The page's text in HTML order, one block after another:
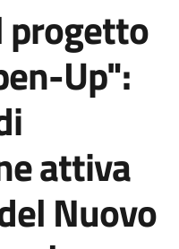
progetto
Up":
attiva
Nuovo